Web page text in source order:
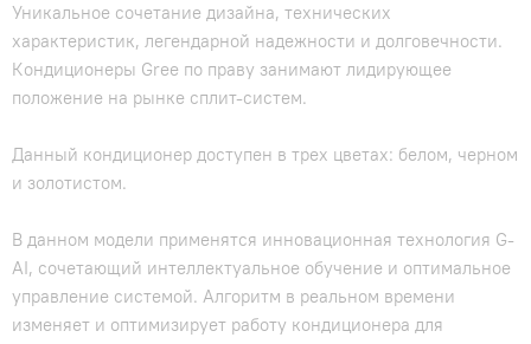
Уникальное сочетание дизайна, технических
характеристик, легендарной надежности и долговечности.
Кондиционеры Gree по праву занимают лидирующее
положение на рынке сплит-систем.
Данный кондиционер доступен в трех цветах: белом, черном
и золотистом.
В данном модели применятся инновационная технология G-
AI, сочетающий интеллектуальное обучение и оптимальное
управление системой. Алгоритм в реальном времени
изменяет и оптимизирует работу кондиционера для